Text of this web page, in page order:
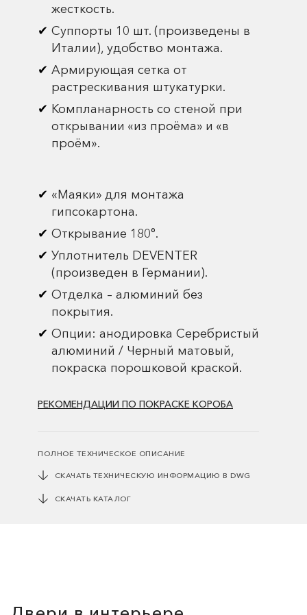
жесткость.
Суппорты 10 шт. (произведены в
Италии), удобство монтажа.
Армирующая сетка от
растрескивания штукатурки.
Компланарность со стеной при
открывании «из проёма» и «в
проём».
«Маяки» для монтажа
гипсокартона.
Открывание 180°.
Уплотнитель DEVENTER
(произведен в Германии).
Отделка – алюминий без
покрытия.
Опции: анодировка Серебристый
алюминий / Черный матовый,
покраска порошковой краской.
РЕКОМЕНДАЦИИ ПО ПОКРАСКЕ КОРОБА
ПОЛНОЕ ТЕХНИЧЕСКОЕ ОПИСАНИЕ
СКАЧАТЬ ТЕХНИЧЕСКУЮ ИНФОРМАЦИЮ В DWG
СКАЧАТЬ КАТАЛОГ